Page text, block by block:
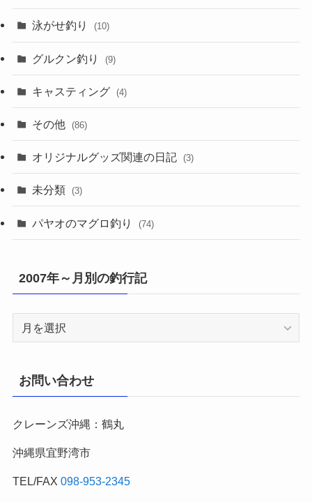
泳がせ釣り (10)
グルクン釣り (9)
キャスティング (4)
その他 (86)
オリジナルグッズ関連の日記 (3)
未分類 (3)
パヤオのマグロ釣り (74)
2007年～月別の釣行記
2007
月
別
釣
記
お問い合わせ
クレーンズ沖縄：鶴丸
沖縄県宜野湾市
TEL/FAX 098-953-2345